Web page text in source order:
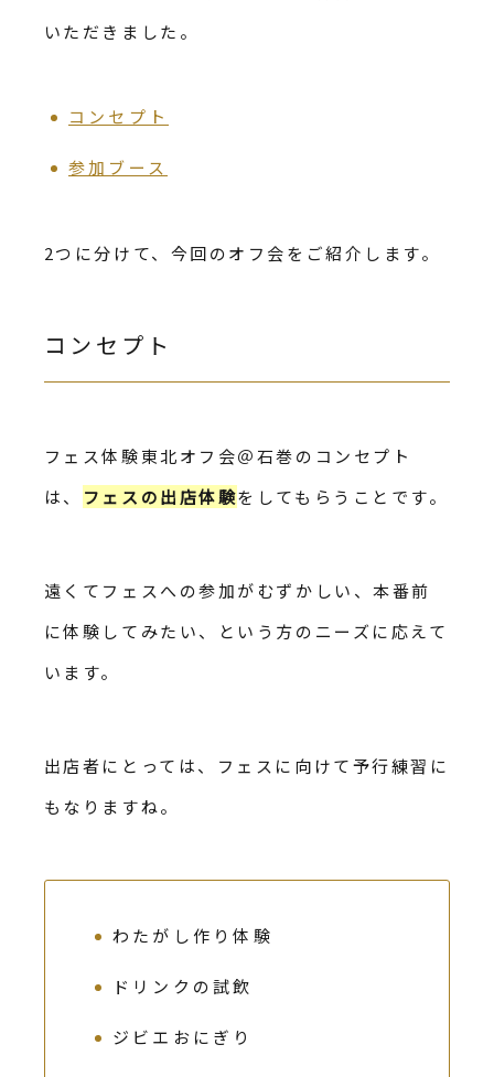
いただきました。
コンセプト
参加ブース
2つに分けて、今回のオフ会をご紹介します。
コンセプト
フェス体験東北オフ会＠石巻のコンセプト
は、 フェスの出店体験をしてもらうことです。
遠くてフェスへの参加がむずかしい、本番前
に体験してみたい、という方のニーズに応えて
います。
出店者にとっては、フェスに向けて予行練習に
もなりますね。
わたがし作り体験
ドリンクの試飲
ジビエおにぎり